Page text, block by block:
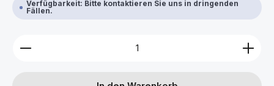
Verfügbarkeit: Bitte kontaktieren Sie uns in dringenden
Fällen.
Produkt Anzahl: Gib den gewünschten Wert ein